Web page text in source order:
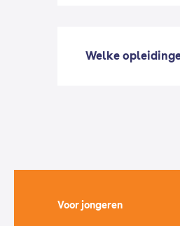
Welke
Voor jongeren